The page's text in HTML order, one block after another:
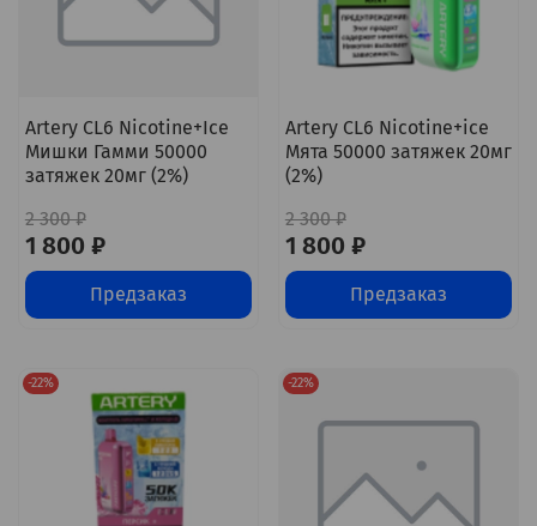
Artery CL6 Nicotine+Ice
Мишки Гамми 50000
затяжек 20мг (2%)
2 300 ₽
1 800 ₽
Предзаказ
Artery CL6 Nicotine+ice
Мята 50000 затяжек 20мг
(2%)
2 300 ₽
1 800 ₽
Предзаказ
-22% -22%